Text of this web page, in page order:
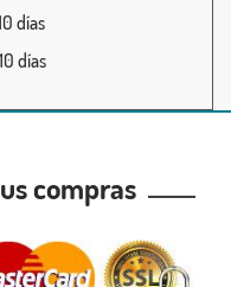
días
días
compras